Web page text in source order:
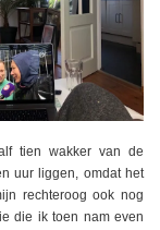
tien wakker van de
uur liggen, omdat het
rechteroog ook nog
die ik toen nam even